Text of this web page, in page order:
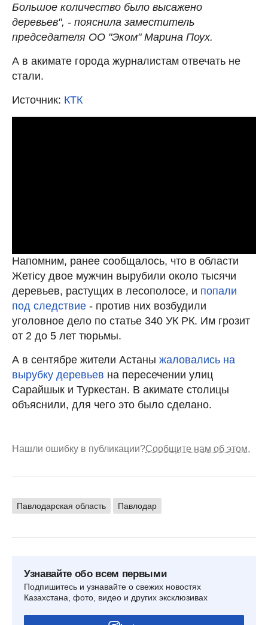
Большое количество было высажено
деревьев", - пояснила заместитель
председателя ОО "Эком" Марина Поух.
А в акимате города журналистам отвечать не
стали.
Источник: КТК
Напомним, ранее сообщалось, что в области
Жетiсу двое мужчин вырубили около тысячи
деревьев, растущих в лесополосе, и попали
под следствие - против них возбудили
уголовное дело по статье 340 УК РК. Им грозит
от 2 до 5 лет тюрьмы.
А в сентябре жители Астаны жаловались на
вырубку деревьев на пересечении улиц
Сарайшык и Туркестан. В акимате столицы
объяснили, для чего это было сделано.
Нашли ошибку в публикации?Сообщите нам об этом.
Павлодарская область Павлодар
Узнавайте обо всем первыми
Подпишитесь и узнавайте о свежих новостях
Казахстана, фото, видео и других эксклюзивах